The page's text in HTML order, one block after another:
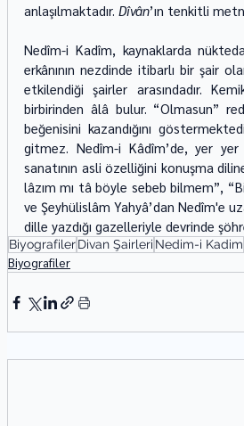
anlaşılmaktadır. Dîvân’ın tenkitli
Nedîm-i Kadîm, kaynaklarda
erkânının nezdinde itibarlı bir şair
etkilendiği şairler arasındadır.
birbirinden âlâ bulur. “Olmasun”
beğenisini kazandığını
gitmez. Nedîm-i Kâdîm’de, yer
sanatının asli özelliğini konuşma
lâzım mı tâ böyle sebeb bilmem”,
ve Şeyhülislâm Yahyâ’dan Nedîm'e
dille yazdığı gazelleriyle devrinde
BiyografilerDivan Şairleri Nedim-i Kadim
Biyografiler